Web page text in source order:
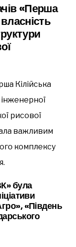
«Перша
Кілійська
рисової
важливим
комплексу
була
«Південь